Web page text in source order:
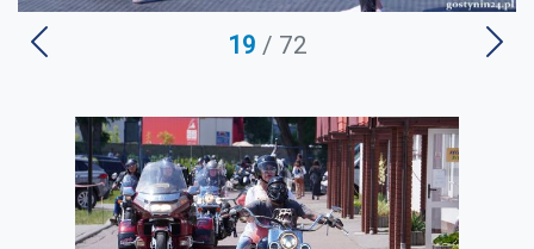
19 / 72